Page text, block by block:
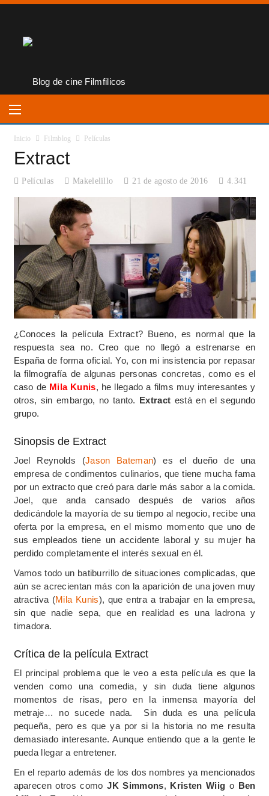
Inicio Filmblog Películas
Extract
Películas Makelelillo 21 de agosto de 2016 4.341
¿Conoces la película Extract? Bueno, es normal que la
respuesta sea no. Creo que no llegó a estrenarse en
España de forma oficial. Yo, con mi insistencia por repasar
la filmografía de algunas personas concretas, como es el
caso de Mila Kunis, he llegado a films muy interesantes y
otros, sin embargo, no tanto. Extract está en el segundo
grupo.
Sinopsis de Extract
Joel Reynolds (Jason Bateman) es el dueño de una
empresa de condimentos culinarios, que tiene mucha fama
por un extracto que creó para darle más sabor a la comida.
Joel, que anda cansado después de varios años
dedicándole la mayoría de su tiempo al negocio, recibe una
oferta por la empresa, en el mismo momento que uno de
sus empleados tiene un accidente laboral y su mujer ha
perdido completamente el interés sexual en él.
Vamos todo un batiburrillo de situaciones complicadas, que
aún se acrecientan más con la aparición de una joven muy
atractiva (Mila Kunis), que entra a trabajar en la empresa,
sin que nadie sepa, que en realidad es una ladrona y
timadora.
Crítica de la película Extract
El principal problema que le veo a esta película es que la
venden como una comedia, y sin duda tiene algunos
momentos de risas, pero en la inmensa mayoría del
metraje… no sucede nada. Sin duda es una película
pequeña, pero es que ya por si la historia no me resulta
demasiado interesante. Aunque entiendo que a la gente le
pueda llegar a entretener.
En el reparto además de los dos nombres ya mencionados
aparecen otros como JK Simmons, Kristen Wiig o Ben